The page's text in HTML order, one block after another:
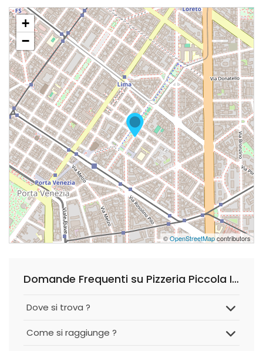
+
−
©OpenStreetMapcontributors
Domande Frequenti su Pizzeria Piccola Ischia
Dove si trova ?
Come si raggiunge ?